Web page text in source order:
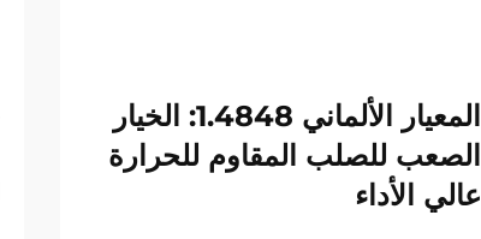
المعيار الألماني 1.4848: الخيار
الصعب للصلب المقاوم للحرارة
عالي الأداء